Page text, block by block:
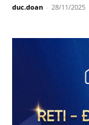
duc.doan - 28/11/2025